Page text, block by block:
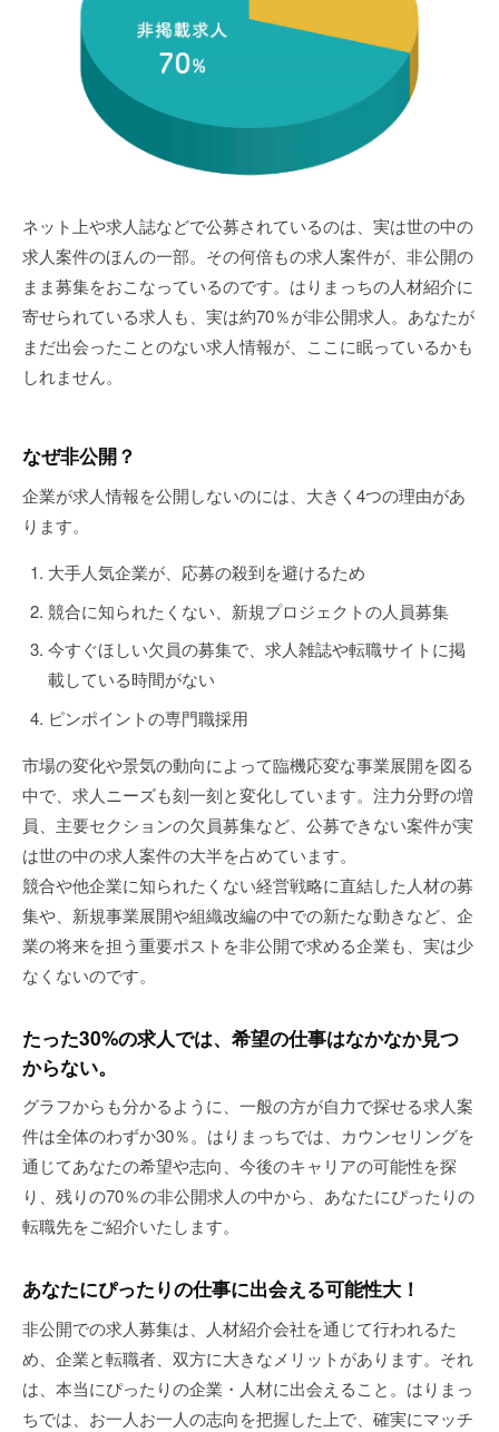
ネット上や求人誌などで公募されているのは、実は世の中の
求人案件のほんの一部。その何倍もの求人案件が、非公開の
まま募集をおこなっているのです。はりまっちの人材紹介に
寄せられている求人も、実は約70％が非公開求人。あなたが
まだ出会ったことのない求人情報が、ここに眠っているかも
しれません。
なぜ非公開？
企業が求人情報を公開しないのには、大きく4つの理由があ
ります。
大手人気企業が、応募の殺到を避けるため
競合に知られたくない、新規プロジェクトの人員募集
今すぐほしい欠員の募集で、求人雑誌や転職サイトに掲
載している時間がない
ピンポイントの専門職採用
市場の変化や景気の動向によって臨機応変な事業展開を図る
中で、求人ニーズも刻一刻と変化しています。注力分野の増
員、主要セクションの欠員募集など、公募できない案件が実
は世の中の求人案件の大半を占めています。
競合や他企業に知られたくない経営戦略に直結した人材の募
集や、新規事業展開や組織改編の中での新たな動きなど、企
業の将来を担う重要ポストを非公開で求める企業も、実は少
なくないのです。
たった30%の求人では、希望の仕事はなかなか見つ
からない。
グラフからも分かるように、一般の方が自力で探せる求人案
件は全体のわずか30％。はりまっちでは、カウンセリングを
通じてあなたの希望や志向、今後のキャリアの可能性を探
り、残りの70％の非公開求人の中から、あなたにぴったりの
転職先をご紹介いたします。
あなたにぴったりの仕事に出会える可能性大！
非公開での求人募集は、人材紹介会社を通じて行われるた
め、企業と転職者、双方に大きなメリットがあります。それ
は、本当にぴったりの企業・人材に出会えること。はりまっ
ちでは、お一人お一人の志向を把握した上で、確実にマッチ